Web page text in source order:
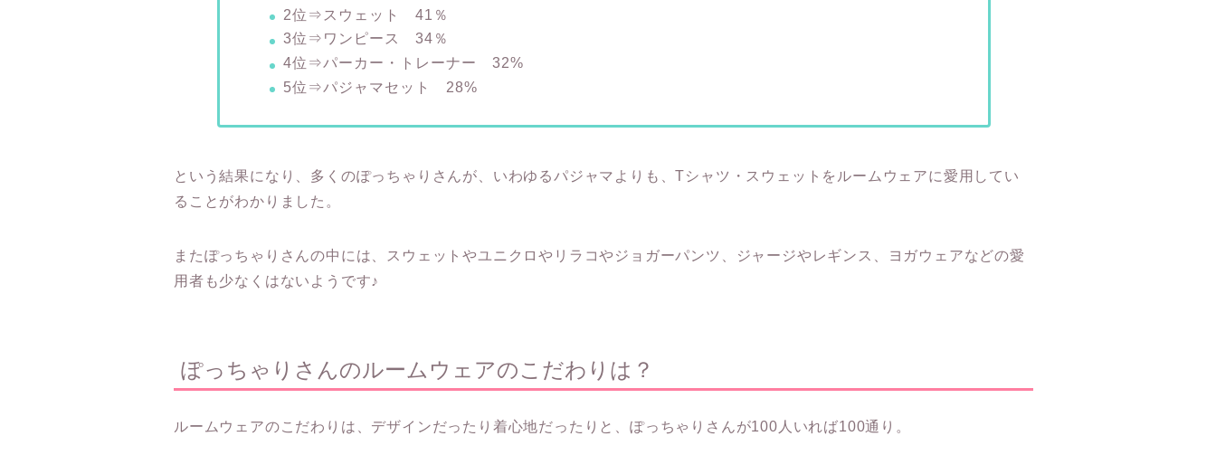
2位⇒スウェット 41％
3位⇒ワンピース 34％
4位⇒パーカー・トレーナー 32%
5位⇒パジャマセット 28%
という結果になり、多くのぽっちゃりさんが、いわゆるパジャマよりも、Tシャツ・スウェットをルームウェアに愛用してい
ることがわかりました。
またぽっちゃりさんの中には、スウェットやユニクロやリラコやジョガーパンツ、ジャージやレギンス、ヨガウェアなどの愛
用者も少なくはないようです♪
ぽっちゃりさんのルームウェアのこだわりは？
ルームウェアのこだわりは、デザインだったり着心地だったりと、ぽっちゃりさんが100人いれば100通り。